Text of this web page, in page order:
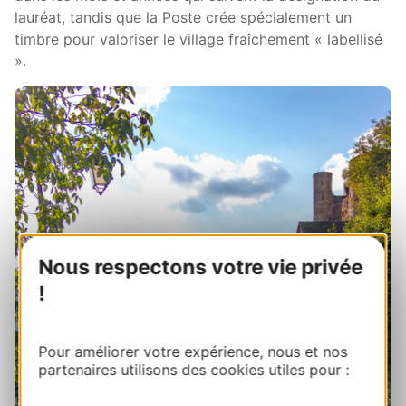
Nous respectons votre vie privée
!
Pour améliorer votre expérience, nous et nos
partenaires utilisons des cookies utiles pour :
lauréat, tandis que la Poste crée spécialement un
timbre pour valoriser le village fraîchement « labellisé
».